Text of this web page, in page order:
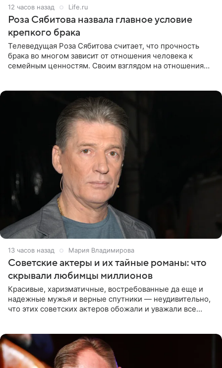
12 часов назад Life.ru
Роза Сябитова назвала главное условие
крепкого брака
Телеведущая Роза Сябитова считает, что прочность
брака во многом зависит от отношения человека к
семейным ценностям. Своим взглядом на отношения
13 часов назад Мария Владимирова
Советские актеры и их тайные романы: что
скрывали любимцы миллионов
Красивые, харизматичные, востребованные да еще и
надежные мужья и верные спутники — неудивительно,
что этих советских актеров обожали и уважали все